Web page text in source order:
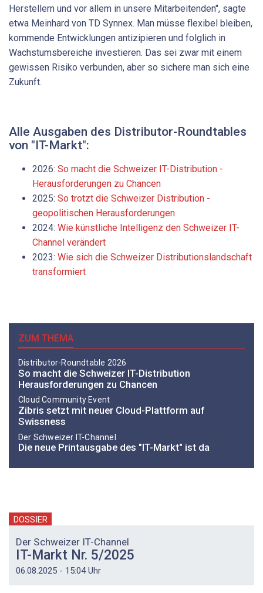
Herstellern und vor allem in unsere Mitarbeitenden", sagte
etwa Meinhard von TD Synnex. Man müsse flexibel bleiben,
kommende Entwicklungen antizipieren und folglich in
Wachstumsbereiche investieren. Das sei zwar mit einem
gewissen Risiko verbunden, aber so sichere man sich eine
Zukunft.
Alle Ausgaben des Distributor-Roundtables
von "IT-Markt":
2026: So macht die Schweizer IT-Distribution ­
Herausforderungen zu Chancen
2025: So trotzt die Schweizer Distribution ­
geopolitischen Herausforderungen
2024: Wie künstliche Intelligenz den Schweizer IT-
Channel verändert
2023: Wie sich die Schweizer Distributionslandschaft
transformiert
ZUM THEMA
Distributor-­Roundtable 2026
So macht die Schweizer IT-Distribution
Herausforderungen zu Chancen
Cloud Community Event
Zibris setzt mit neuer Cloud-Plattform auf
Swissness
Der Schweizer IT-Channel
Die neue Printausgabe des "IT-Markt" ist da
DOSSIER
Der Schweizer IT-Channel
IT-Markt Nr. 5/2025
06.08.2025 - 15:04 Uhr